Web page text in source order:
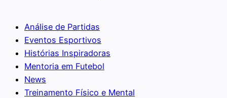
Análise de Partidas
Eventos Esportivos
Histórias Inspiradoras
Mentoria em Futebol
News
Treinamento Físico e Mental